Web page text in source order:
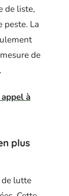
de liste,
peste. La
de
à
plus
de lutte